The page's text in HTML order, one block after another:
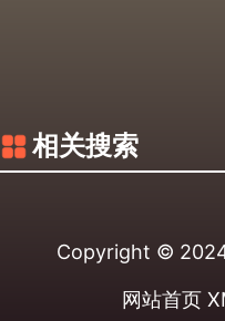
相关搜索
Copyright ©
网站首页